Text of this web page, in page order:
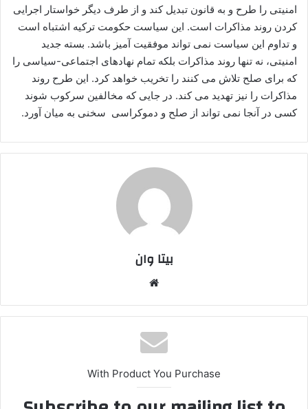
امنیتی را طرح و به قانون تبدیل کند و از طرف دیگر خواستار اجرایی
کردن روند مذاکرات است. این سیاست حکومت ترکیه اشتباه است
و تداوم این سیاست نمی تواند موفقیت آمیز باشد. بسته جدید
امنیتی، نه تنها روند مذاکرات بلکه تمام نهادهای اجتماعی-سیاسی را
که برای صلح تلاش می کنند را تخریب خواهد کرد. این طرح روند
مذاکرات را نیز تهدید می کند. در جایی که مخالفین سرکوب شوند
کسی در آنجا نمی تواند از صلح و دموکراسی سخنی به میان آورد.
بیتا وان
With Product You Purchase